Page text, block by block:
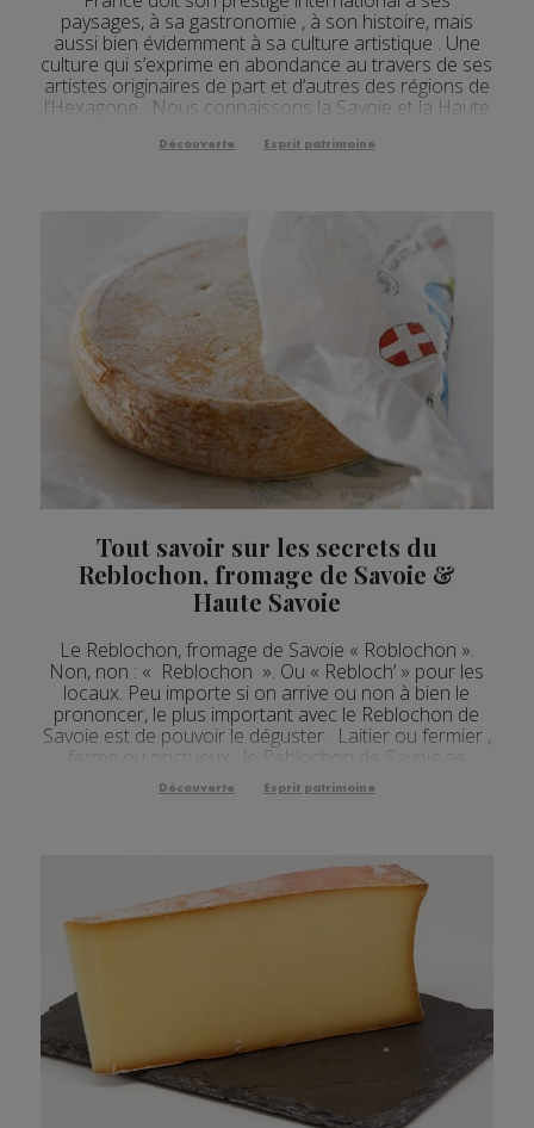
paysages, à sa gastronomie , à son histoire, mais
aussi bien évidemment à sa culture artistique . Une
culture qui s’exprime en abondance au travers de ses
artistes originaires de part et d’autres des régions de
l’Hexagone . Nous connaissons la Savoie et la Haute
Découverte Esprit patrimoine
Tout savoir sur les secrets du
Reblochon, fromage de Savoie &
Haute Savoie
Le Reblochon, fromage de Savoie « Roblochon ».
Non, non : « Reblochon ». Ou « Rebloch’ » pour les
locaux. Peu importe si on arrive ou non à bien le
prononcer, le plus important avec le Reblochon de
Savoie est de pouvoir le déguster . Laitier ou fermier ,
ferme ou onctueux , le Reblochon de Savoie se
distingue par son goût et son caractère , résultats
d’une fabrication ancestrale . Zoo...
Découverte Esprit patrimoine